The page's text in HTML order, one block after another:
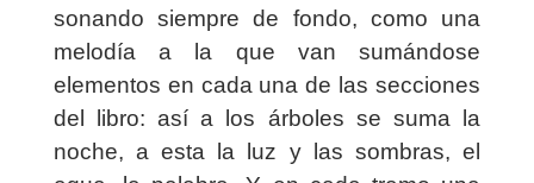
sonando siempre de fondo, como una
melodía a la que van sumándose
elementos en cada una de las secciones
del libro: así a los árboles se suma la
noche, a esta la luz y las sombras, el